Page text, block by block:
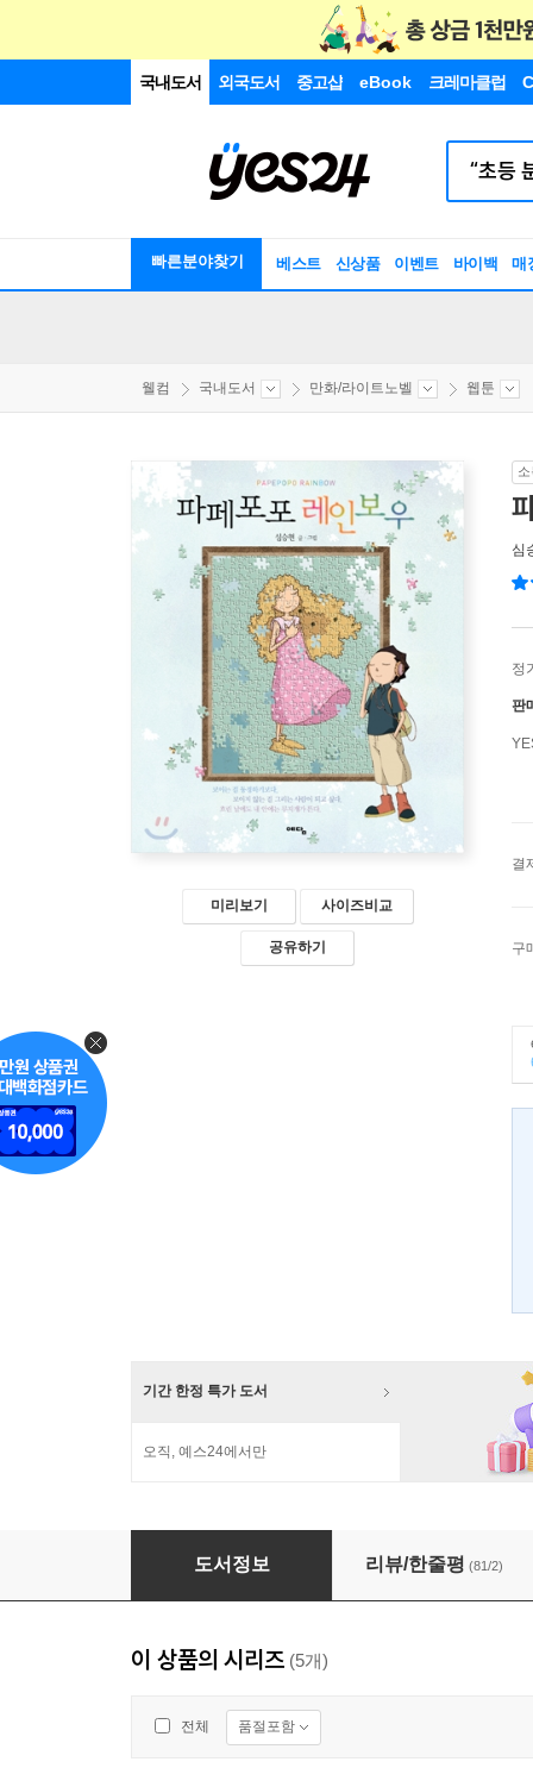
국내도서 외국도서 중고샵 eBook 크레마클럽
빠른분야찾기 베스트 신상품 이벤트 바이백 매
웰컴 국내도서 만화/라이트노벨 웹툰
미리보기 사이즈비교
공유하기
심
정
판
결
구
기간 한정 특가 도서
오직, 예스24에서만
파페포포 레인보우
도서정보 리뷰/한줄평 (81/2)
이 상품의 시리즈 (5개)
전체 품절포함